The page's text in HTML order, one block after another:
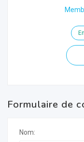
Formulaire de
Nom: